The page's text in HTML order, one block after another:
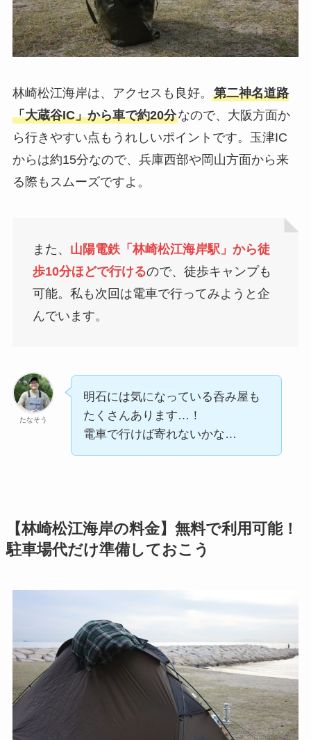
林崎松江海岸は、アクセスも良好。 第二神名道路
「大蔵谷IC」から車で約20分なので、大阪方面か
ら行きやすい点もうれしいポイントです。玉津IC
からは約15分なので、兵庫西部や岡山方面から来
る際もスムーズですよ。
また、 山陽電鉄「林崎松江海岸駅」から徒
歩10分ほどで行けるので、徒歩キャンプも
可能。私も次回は電車で行ってみようと企
んでいます。
たなそう
明石には気になっている呑み屋も
たくさんあります…！
電車で行けば寄れないかな…
【林崎松江海岸の料金】無料で利用可能！
駐車場代だけ準備しておこう